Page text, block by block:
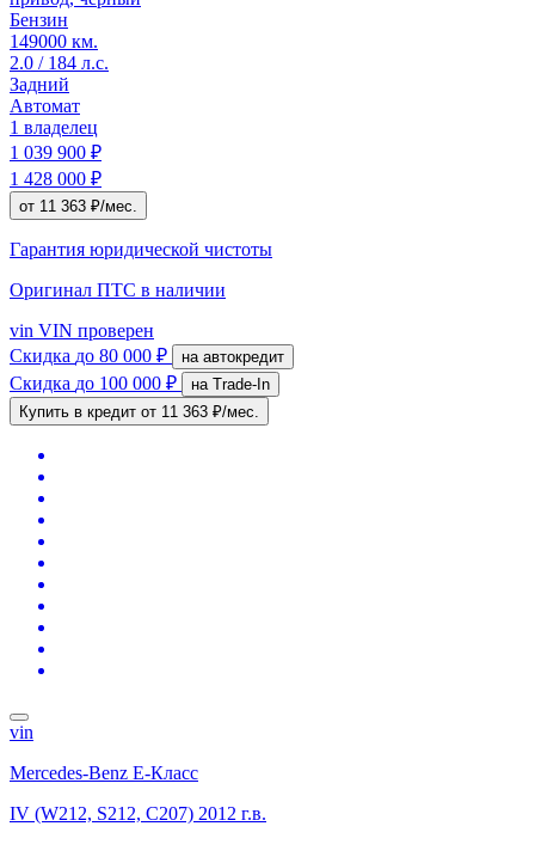
Бензин
149000 км.
2.0 / 184 л.с.
Задний
Автомат
1 владелец
1 039 900 ₽
1 428 000 ₽
от 11 363 ₽/мес.
Гарантия юридической чистоты
Оригинал ПТС в наличии
vin VIN проверен
Скидка до 80 000 ₽ на автокредит
Скидка до 100 000 ₽
на Trade-In
Купить в кредит от 11 363 ₽/мес.
vin
Mercedes-Benz E-Класс
IV (W212, S212, C207) 2012 г.в.